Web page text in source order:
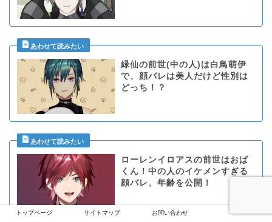
緑仙の前世(中の人)は白鳥萌伊
で、顔バレは美人だけど性別は
どっち！？
ローレンイロアスの前世はおば
くん！中の人のイケメンすぎる
顔バレ、年齢を公開！
トップページ サイトマップ お問い合わせ